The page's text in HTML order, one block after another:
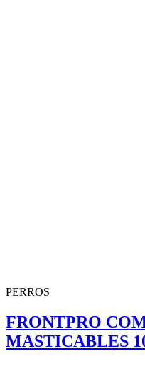
PERROS
FRONTPRO
MASTICABLES